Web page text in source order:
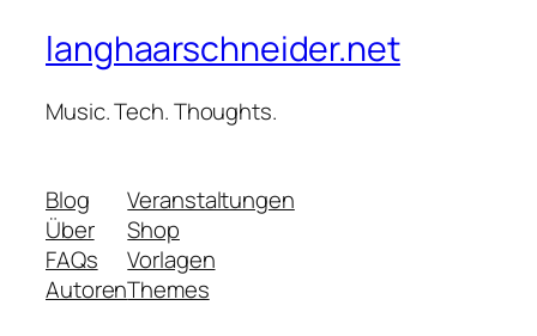
langhaarschneider.net
Music. Tech. Thoughts.
Blog
Über
FAQs
Autoren
Veranstaltungen
Shop
Vorlagen
Themes